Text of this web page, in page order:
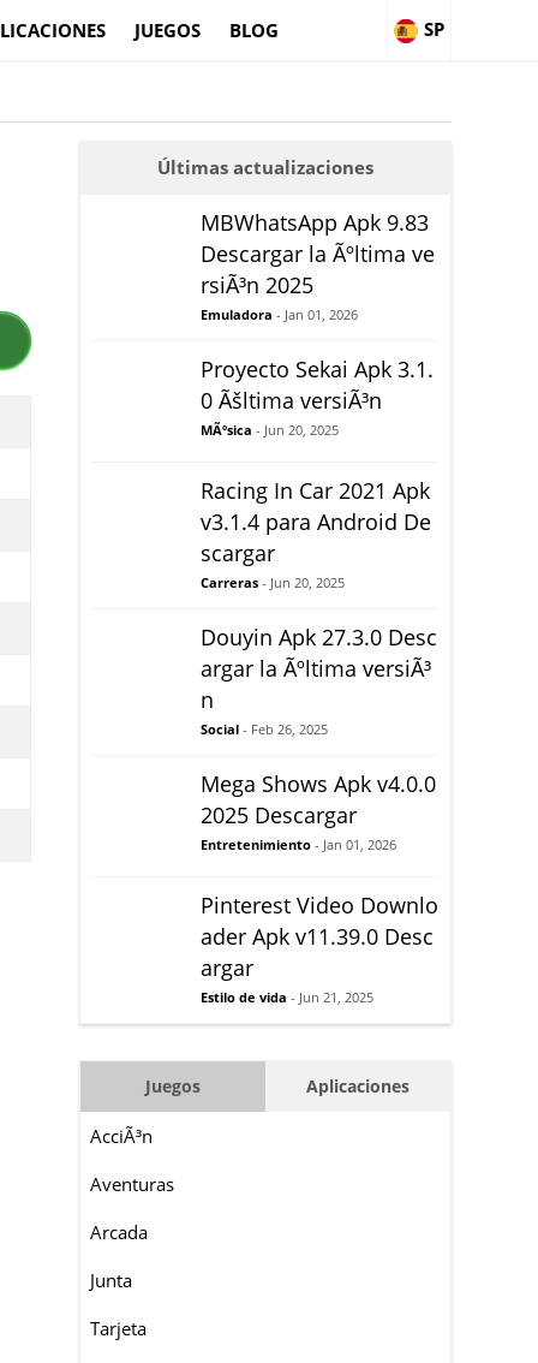
JUEGOS BLOG SP
Últimas actualizaciones
MBWhatsApp Apk 9.83
Descargar la Ãºltima ve
rsiÃ³n 2025
Emuladora - Jan 01, 2026
Proyecto Sekai Apk 3.1.
0 Ãšltima versiÃ³n
MÃºsica - Jun 20, 2025
Racing In Car 2021 Apk
v3.1.4 para Android De
scargar
Carreras - Jun 20, 2025
Douyin Apk 27.3.0 Desc
argar la Ãºltima versiÃ³
n
Social - Feb 26, 2025
Mega Shows Apk v4.0.0
2025 Descargar
Entretenimiento - Jan 01, 2026
Pinterest Video Downlo
ader Apk v11.39.0 Desc
argar
Estilo de vida - Jun 21, 2025
Juegos Aplicaciones
AcciÃ³n
Aventuras
Arcada
Junta
Tarjeta